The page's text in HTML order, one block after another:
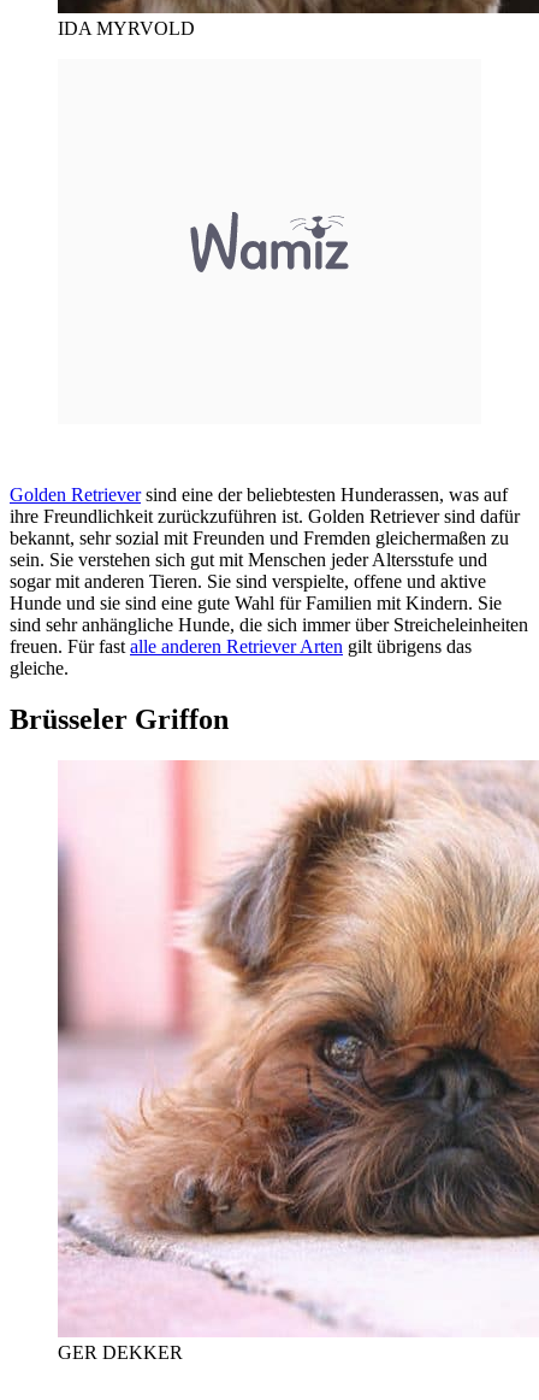
IDA MYRVOLD
Golden Retrieversind eine der beliebtesten Hunderassen, was auf
ihre Freundlichkeit zurückzuführen ist. Golden Retriever sind dafür
bekannt, sehr sozial mit Freunden und Fremden gleichermaßen zu
sein. Sie verstehen sich gut mit Menschen jeder Altersstufe und
sogar mit anderen Tieren. Sie sind verspielte, offene und aktive
Hunde und sie sind eine gute Wahl für Familien mit Kindern. Sie
sind sehr anhängliche Hunde, die sich immer über Streicheleinheiten
freuen. Für fast alle anderen Retriever Arten gilt übrigens das
gleiche.
Brüsseler Griffon
GER DEKKER